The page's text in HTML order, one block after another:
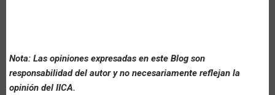
Nota: Las opiniones expresadas en este Blog son
responsabilidad del autor y no necesariamente reflejan la
opinión del IICA.